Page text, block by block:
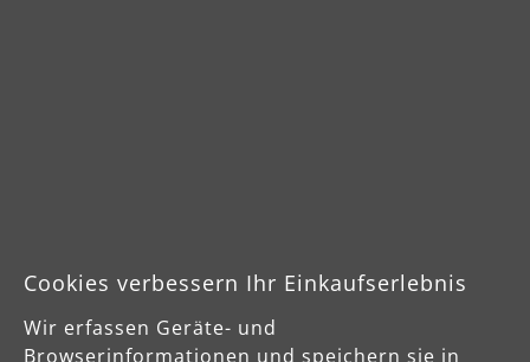
Sichere Zahlungsarten
Cookies verbessern Ihr Einkaufserlebnis
Wir erfassen Geräte- und
Browserinformationen und speichern sie in